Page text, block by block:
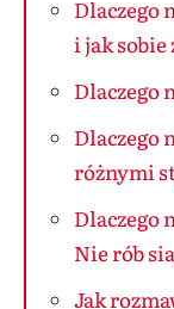
Dlaczego
i jak
Dlaczego
Dlaczego
różnymi
Dlaczego
Nie rób
Jak